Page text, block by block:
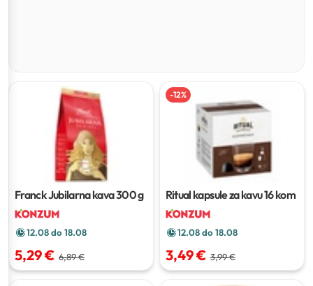
Franck Jubilarna kava300 g
12.08 do 18.08
5,29 € 6,89 €
-12%
Ritual kapsule za kavu16 kom
12.08 do 18.08
3,49 € 3,99 €